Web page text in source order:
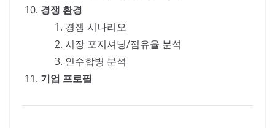
경쟁 환경
경쟁 시나리오
시장 포지셔닝/점유율 분석
인수합병 분석
기업 프로필